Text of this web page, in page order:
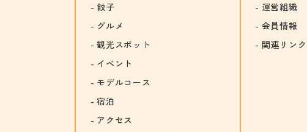
餃子
グルメ
観光スポット
イベント
モデルコース
宿泊
アクセス
運営組織
会員情報
関連リンク